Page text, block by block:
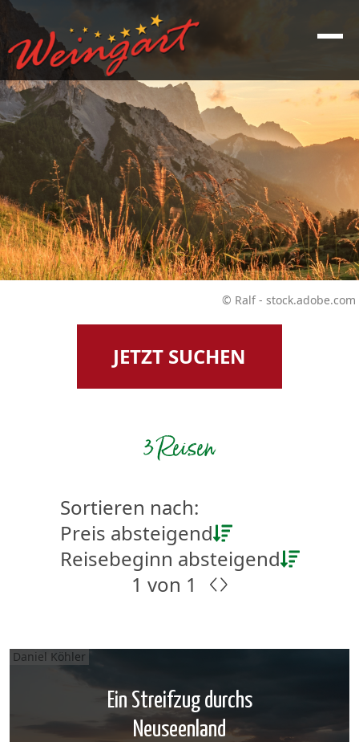
© Ralf - stock.adobe.com
JETZT SUCHEN
3 Reisen
Sortieren nach:
Preis absteigend
Reisebeginn absteigend
1 von 1
Daniel Köhler
Ein Streifzug durchs
Neuseenland